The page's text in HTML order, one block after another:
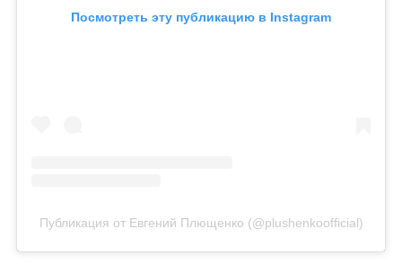
Посмотреть эту публикацию в Instagram
Публикация от Евгений Плющенко (@plushenkoofficial)